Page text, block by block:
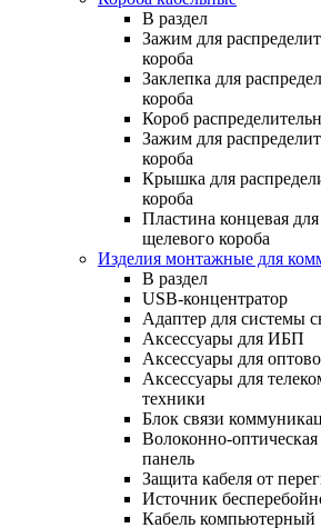
В раздел
Зажим для
короба
Заклепка для
короба
Короб
Зажим для
короба
Крышка для
короба
Пластина концевая
щелевого короба
Изделия монтажные для
В раздел
USB-концентратор
Адаптер для системы
Аксессуары для ИБП
Аксессуары для
Аксессуары для
техники
Блок связи
Волоконно-
панель
Защита кабеля от
Источник
Кабель компьютерный